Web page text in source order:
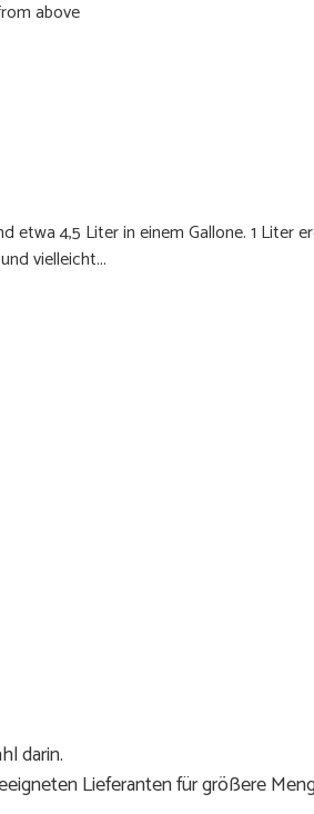
4,5 Liter in einem Gallone. 1 Liter
vielleicht...
darin.
Lieferanten für größere